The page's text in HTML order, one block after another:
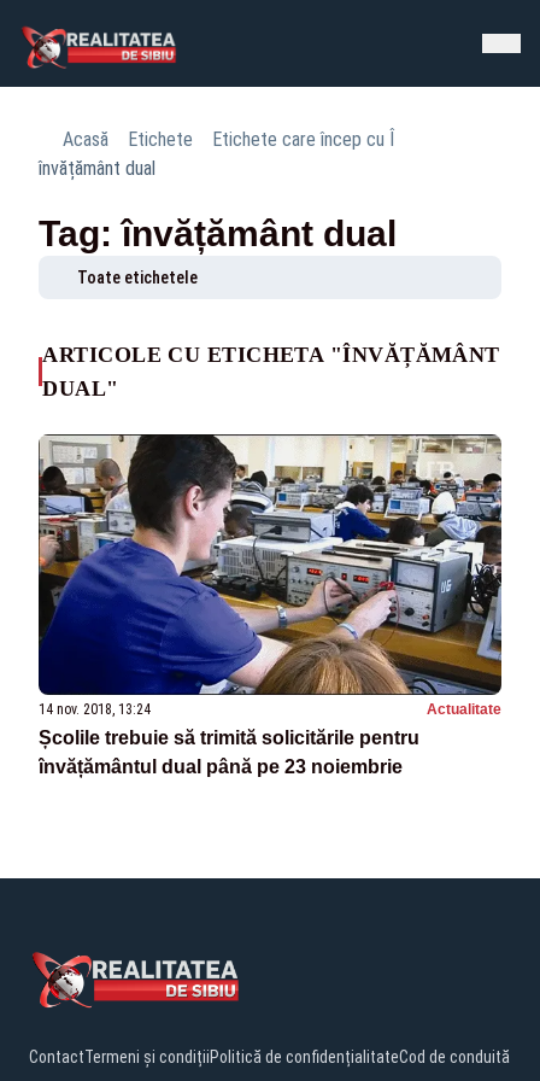
Acasă Etichete
Etichete care încep cu Î
învățământ dual
Tag: învățământ dual
Toate etichetele
ARTICOLE CU ETICHETA "ÎNVĂȚĂMÂNT
DUAL"
14 nov. 2018, 13:24 Actualitate
Școlile trebuie să trimită solicitările pentru
învățământul dual până pe 23 noiembrie
ContactTermeni și condițiiPolitică de confidențialitateCod de conduită